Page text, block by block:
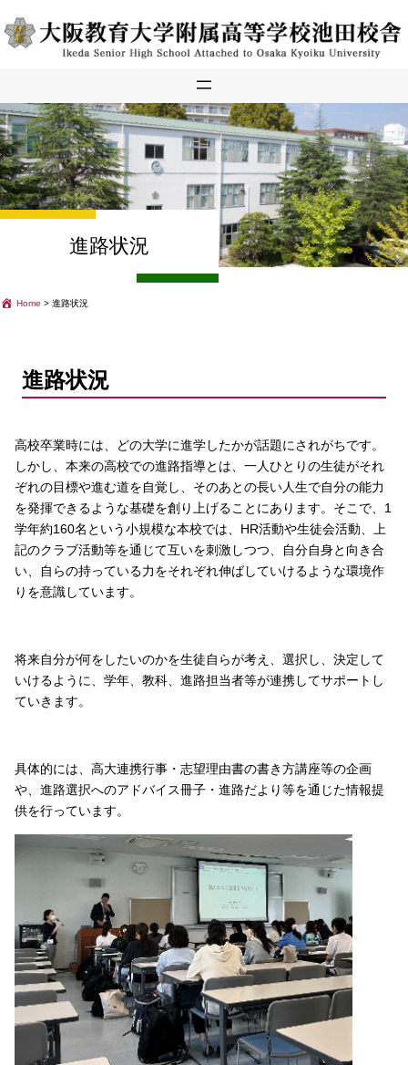
を
進路状況
Home > 進路状況
進路状況
高校卒業時には、どの大学に進学したかが話題にされがちです。
しかし、本来の高校での進路指導とは、一人ひとりの生徒がそれ
ぞれの目標や進む道を自覚し、そのあとの長い人生で自分の能力
を発揮できるような基礎を創り上げることにあります。そこで、1
学年約160名という小規模な本校では、HR活動や生徒会活動、上
記のクラブ活動等を通じて互いを刺激しつつ、自分自身と向き合
い、自らの持っている力をそれぞれ伸ばしていけるような環境作
りを意識しています。
将来自分が何をしたいのかを生徒自らが考え、選択し、決定して
いけるように、学年、教科、進路担当者等が連携してサポートし
ていきます。
具体的には、高大連携行事・志望理由書の書き方講座等の企画
や、進路選択へのアドバイス冊子・進路だより等を通じた情報提
供を行っています。